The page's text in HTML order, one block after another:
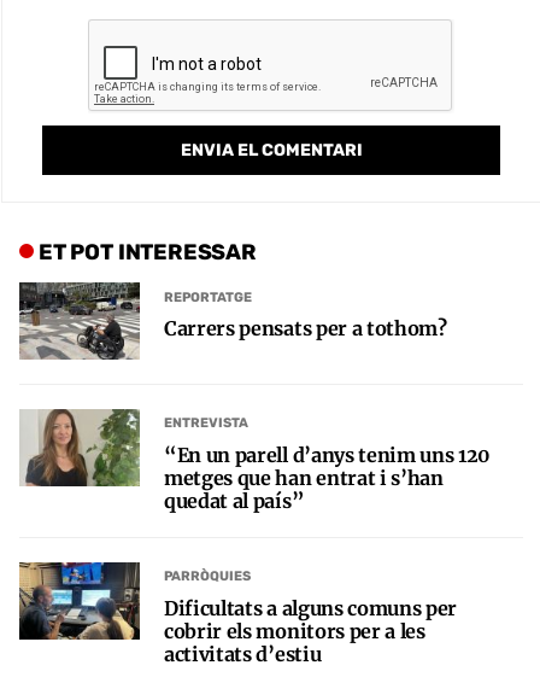
ET POT INTERESSAR
REPORTATGE
Carrers pensats per a tothom?
ENTREVISTA
“En un parell d’anys tenim uns 120
metges que han entrat i s’han
quedat al país”
PARRÒQUIES
Dificultats a alguns comuns per
cobrir els monitors per a les
activitats d’estiu